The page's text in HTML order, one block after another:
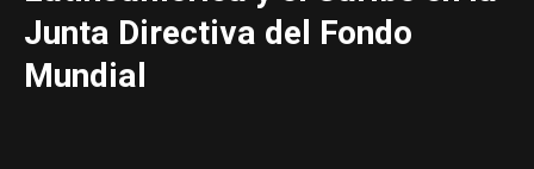
Junta Directiva del Fondo
Mundial